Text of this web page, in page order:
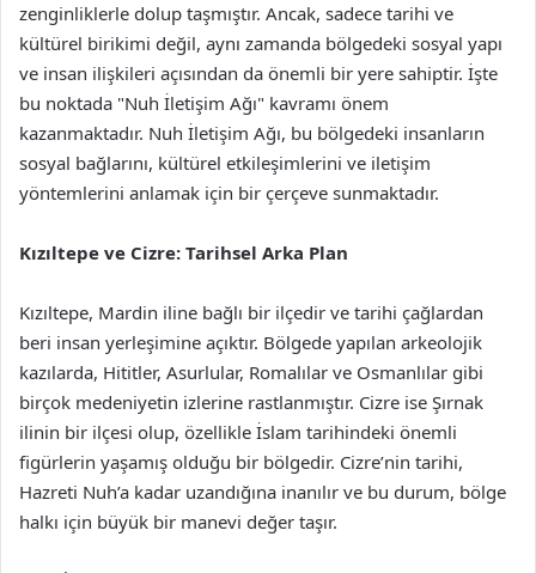
zenginliklerle dolup taşmıştır. Ancak, sadece tarihi ve
kültürel birikimi değil, aynı zamanda bölgedeki sosyal yapı
ve insan ilişkileri açısından da önemli bir yere sahiptir. İşte
bu noktada "Nuh İletişim Ağı" kavramı önem
kazanmaktadır. Nuh İletişim Ağı, bu bölgedeki insanların
sosyal bağlarını, kültürel etkileşimlerini ve iletişim
yöntemlerini anlamak için bir çerçeve sunmaktadır.
Kızıltepe ve Cizre: Tarihsel Arka Plan
Kızıltepe, Mardin iline bağlı bir ilçedir ve tarihi çağlardan
beri insan yerleşimine açıktır. Bölgede yapılan arkeolojik
kazılarda, Hititler, Asurlular, Romalılar ve Osmanlılar gibi
birçok medeniyetin izlerine rastlanmıştır. Cizre ise Şırnak
ilinin bir ilçesi olup, özellikle İslam tarihindeki önemli
figürlerin yaşamış olduğu bir bölgedir. Cizre’nin tarihi,
Hazreti Nuh’a kadar uzandığına inanılır ve bu durum, bölge
halkı için büyük bir manevi değer taşır.